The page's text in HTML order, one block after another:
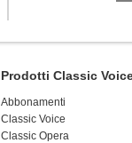
Prodotti Classic
Abbonamenti
Classic Voice
Classic Opera